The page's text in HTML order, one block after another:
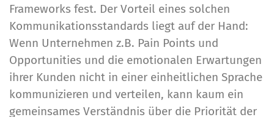
Frameworks fest. Der Vorteil eines solchen
Kommunikationsstandards liegt auf der Hand:
Wenn Unternehmen z.B. Pain Points und
Opportunities und die emotionalen Erwartungen
ihrer Kunden nicht in einer einheitlichen Sprache
kommunizieren und verteilen, kann kaum ein
gemeinsames Verständnis über die Priorität der